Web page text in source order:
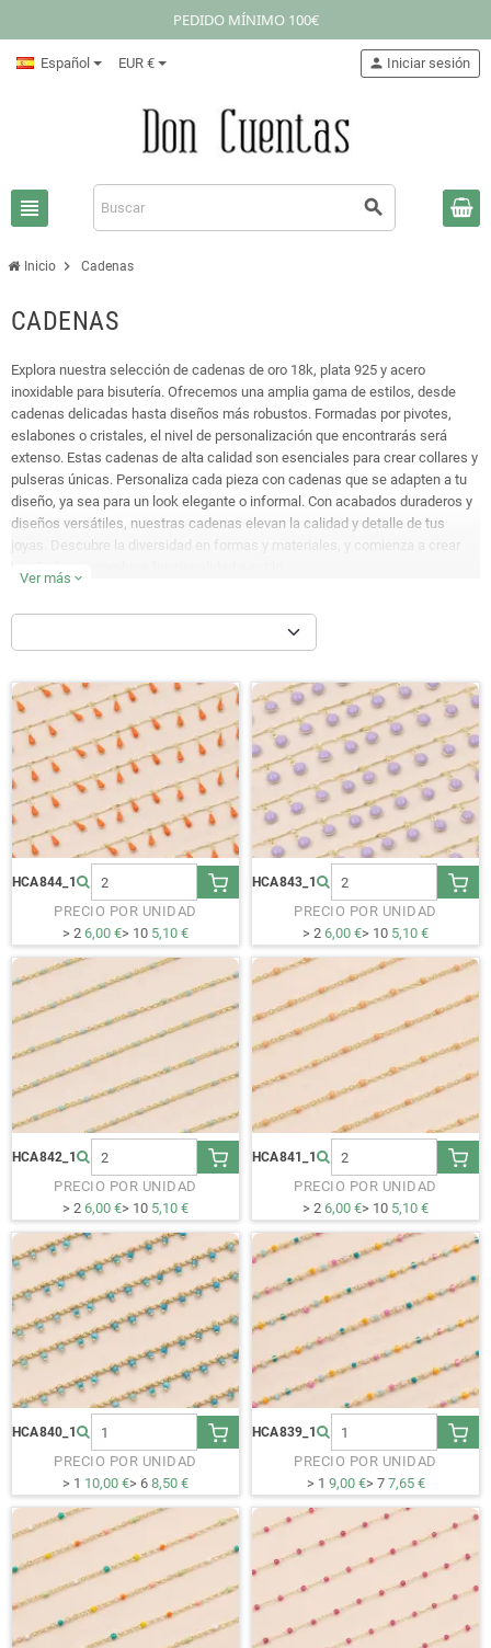
PEDIDO MÍNIMO 100€
Español EUR €
view_headline search
person Iniciar sesión
Inicio chevron_right Cadenas
CADENAS
Explora nuestra selección de cadenas de oro 18k, plata 925 y acero
inoxidable para bisutería. Ofrecemos una amplia gama de estilos, desde
cadenas delicadas hasta diseños más robustos. Formadas por pivotes,
eslabones o cristales, el nivel de personalización que encontrarás será
extenso. Estas cadenas de alta calidad son esenciales para crear collares y
pulseras únicas. Personaliza cada pieza con cadenas que se adapten a tu
diseño, ya sea para un look elegante o informal. Con acabados duraderos y
diseños versátiles, nuestras cadenas elevan la calidad y detalle de tus
joyas. Descubre la diversidad en formas y materiales, y comienza a crear
Ver más expand_more
HCA844_1
PRECIO POR UNIDAD
> 2 6,00 €> 10 5,10 €
HCA843_1
PRECIO POR UNIDAD
> 2 6,00 €> 10 5,10 €
HCA842_1
PRECIO POR UNIDAD
> 2 6,00 €> 10 5,10 €
HCA841_1
PRECIO POR UNIDAD
> 2 6,00 €> 10 5,10 €
HCA840_1
PRECIO POR UNIDAD
> 1 10,00 €> 6 8,50 €
HCA839_1
PRECIO POR UNIDAD
> 1 9,00 €> 7 7,65 €